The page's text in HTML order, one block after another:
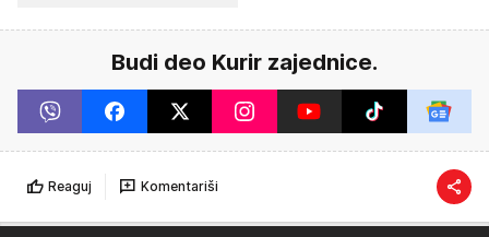
Budi deo Kurir zajednice.
Reaguj Komentariši